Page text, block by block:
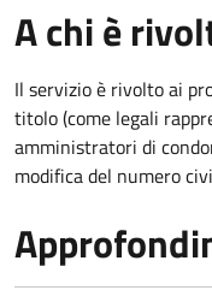
A chi è
Il servizio è rivolto ai
titolo (come legali
amministratori di
modifica del numero